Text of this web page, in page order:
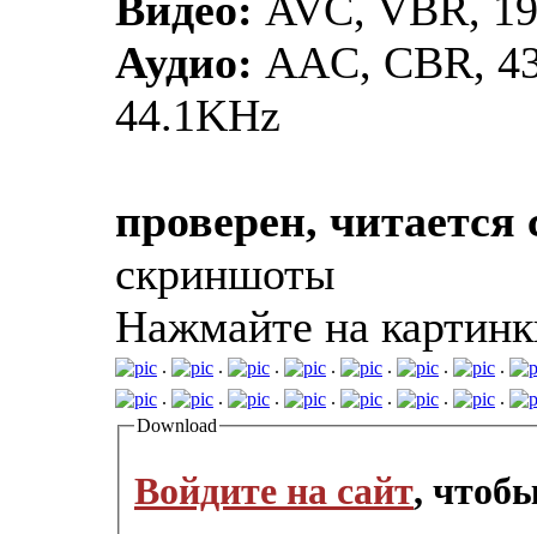
Аудио: AAC, CBR,
44.1KHz
проверен,
скриншоты
Нажмайте на
. . . . . .
.
.
. . . . .
.
Download
Войдите на сайт,